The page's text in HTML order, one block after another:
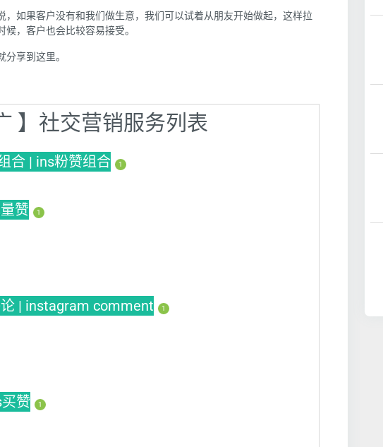
，如果客户没有和我们做生意，我们可以试着从朋友开始做起，这样拉
，客户也会比较容易接受。
享到这里。
】社交营销服务列表
合 | ins粉赞组合 1
赞 1
| instagram comment 1
赞 1